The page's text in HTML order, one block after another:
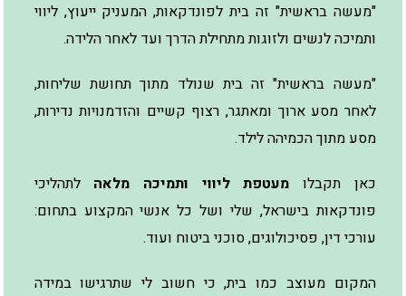
"מעשה בראשית" זה בית לפונדקאות, המעניק ייעוץ, ליווי
ותמיכה לנשים ולזוגות מתחילת הדרך ועד לאחר הלידה.
"מעשה בראשית" זה בית שנולד מתוך תחושת שליחות,
לאחר מסע ארוך ומאתגר, רצוף קשיים והזדמנויות נדירות,
מסע מתוך הכמיהה לילד.
כאן תקבלו מעטפת ליווי ותמיכה מלאה לתהליכי
פונדקאות בישראל, שלי ושל כל אנשי המקצוע בתחום:
עורכי דין, פסיכולוגים, סוכני ביטוח ועוד.
המקום מעוצב כמו בית, כי חשוב לי שתרגישו במידה